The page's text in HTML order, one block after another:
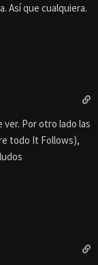
Así que cualquiera.
ver. Por otro lado las
todo It Follows),